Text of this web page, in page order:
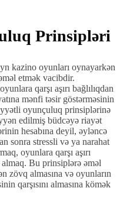
Prinsipləri
kazino oyunları oynayarkən
etmək vacibdir.
qarşı aşırı bağlılıqdan
mənfi təsir göstərməsinin
oyunçuluq prinsiplərinə
edilmiş büdcəyə riayət
hesabına deyil, əyləncə
sonra stressli və ya narahat
oyunlara qarşı aşırı
almaq. Bu prinsiplərə əməl
zövq almasına və oyunların
qarşısını almasına kömək